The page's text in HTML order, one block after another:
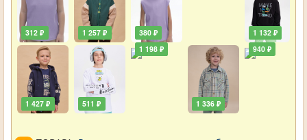
312 ₽
1 427 ₽
1 257 ₽
511 ₽
380 ₽
1 198 ₽
1 336 ₽
1 132 ₽
940 ₽